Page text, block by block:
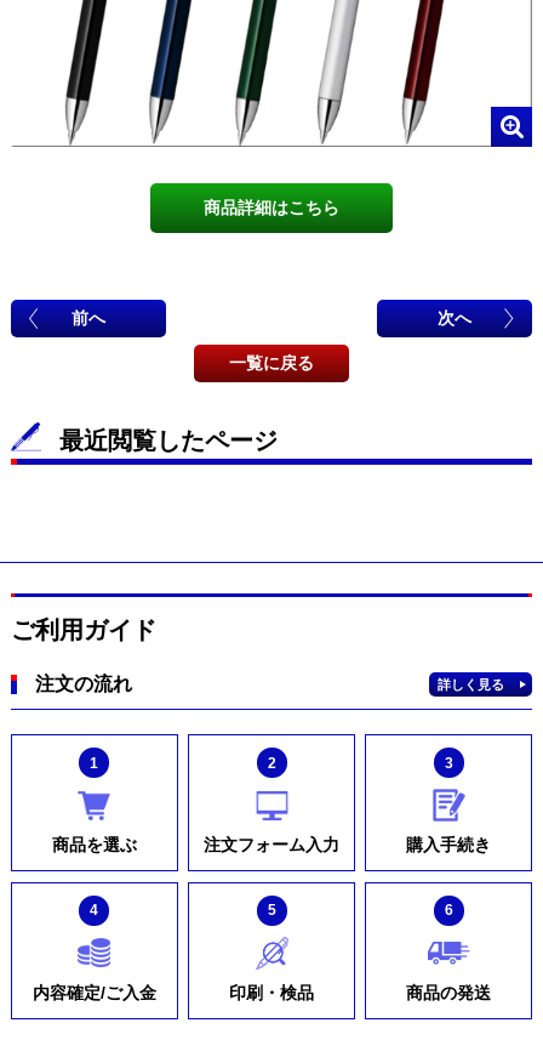
商品詳細はこちら
前へ
一覧に戻る
次へ
最近閲覧したページ
ご利用ガイド
注文の流れ 詳しく見る
1
商品を選ぶ
2
注文フォーム入力
3
購入手続き
4
内容確定/ご入金
5
印刷・検品
6
商品の発送